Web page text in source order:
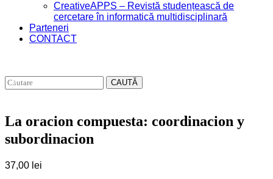
CreativeAPPS – Revistă studențească de
cercetare în informatică multidisciplinară
Parteneri
CONTACT
CAUTĂ
La oracion compuesta: coordinacion y
subordinacion
37,00 lei